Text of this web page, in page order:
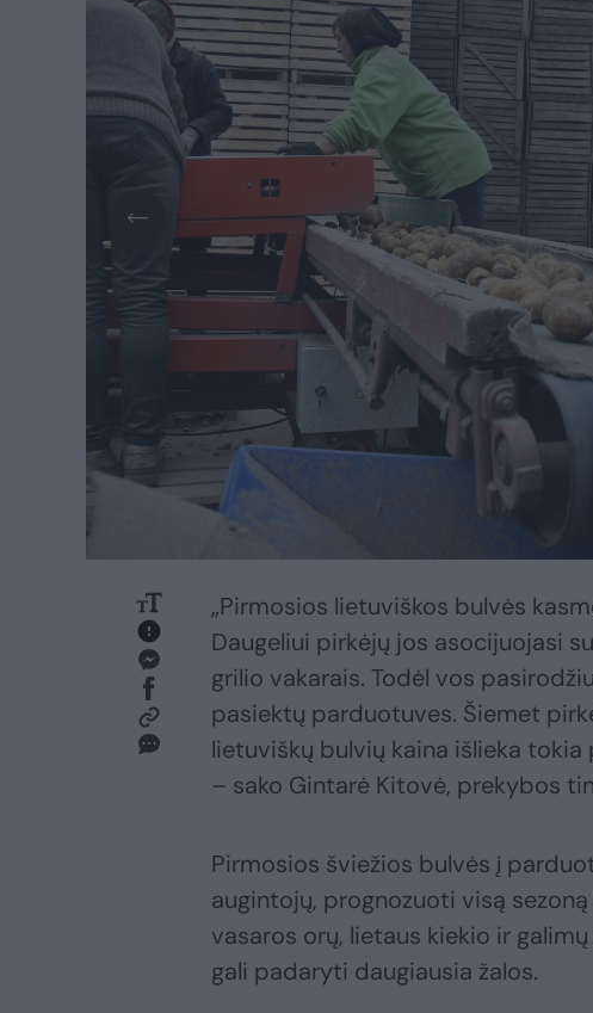
„Pirmosios lietuviškos bulvės
Daugeliui pirkėjų jos asocijuojasi
grilio vakarais. Todėl vos
pasiektų parduotuves. Šiemet
lietuviškų bulvių kaina išlieka tokia
– sako Gintarė Kitovė, prekybos
Pirmosios šviežios bulvės į
augintojų, prognozuoti visą
vasaros orų, lietaus kiekio ir
gali padaryti daugiausia žalos.